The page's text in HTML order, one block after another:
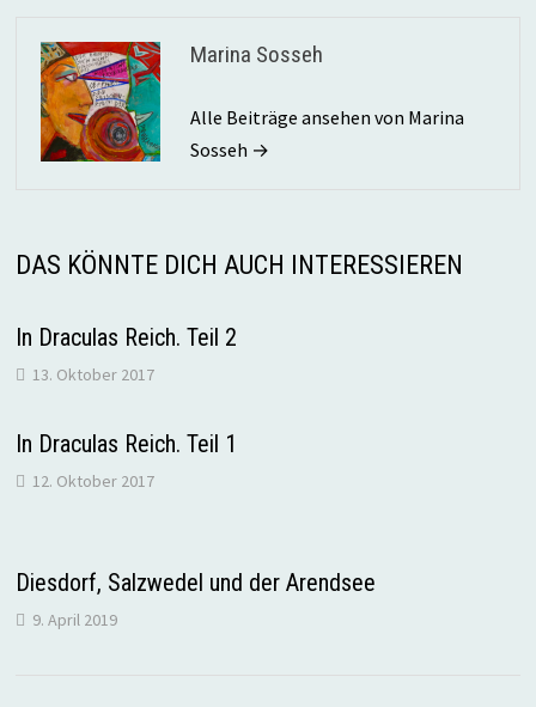
Marina Sosseh
Alle Beiträge ansehen von Marina
Sosseh →
DAS KÖNNTE DICH AUCH INTERESSIEREN
In Draculas Reich. Teil 2
13. Oktober 2017
In Draculas Reich. Teil 1
12. Oktober 2017
Diesdorf, Salzwedel und der Arendsee
9. April 2019